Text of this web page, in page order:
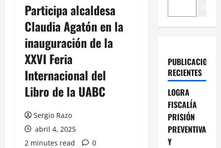
Participa alcaldesa
Claudia Agatón en la
inauguración de la
XXVI Feria
Internacional del
Libro de la UABC
Sergio Razo
abril 4, 2025
2 minutes read
0
PUBLICACIONES
RECIENTES
LOGRA
FISCALÍA
PRISIÓN
PREVENTIVA
Y